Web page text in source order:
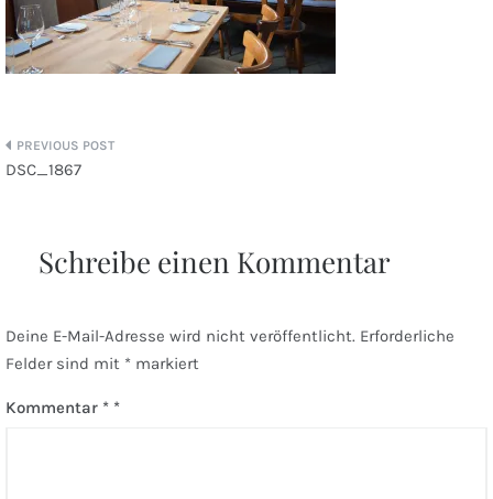
Beitragsnavigation
DSC_1867
Schreibe einen Kommentar
Deine E-Mail-Adresse wird nicht veröffentlicht. Erforderliche
Felder sind mit * markiert
Kommentar *